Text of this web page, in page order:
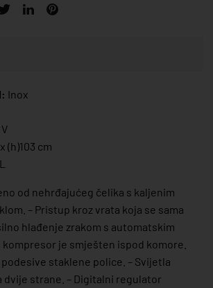
Inox
(h)103 cm
od nehrđajućeg čelika s kaljenim
– Pristup kroz vrata koja se sama
hlađenje zrakom s automatskim
kompresor je smješten ispod komore.
podesive staklene police. – Svijetla
dvije strane. – Digitalni regulator